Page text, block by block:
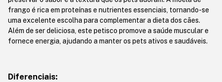
frango é rica em proteínas e nutrientes essenciais, tornando-se
uma excelente escolha para complementar a dieta dos cães.
Além de ser deliciosa, este petisco promove a saúde muscular e
fornece energia, ajudando a manter os pets ativos e saudáveis.
Diferenciais: